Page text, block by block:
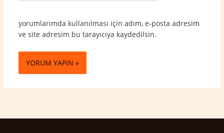
yorumlarımda kullanılması için adım, e-posta adresim
ve site adresim bu tarayıcıya kaydedilsin.